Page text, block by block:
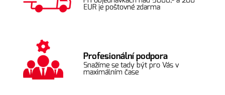
EUR je poštovné zdarma
Profesionální podpora
Snažíme se tady být pro Vás v
maximálním čase